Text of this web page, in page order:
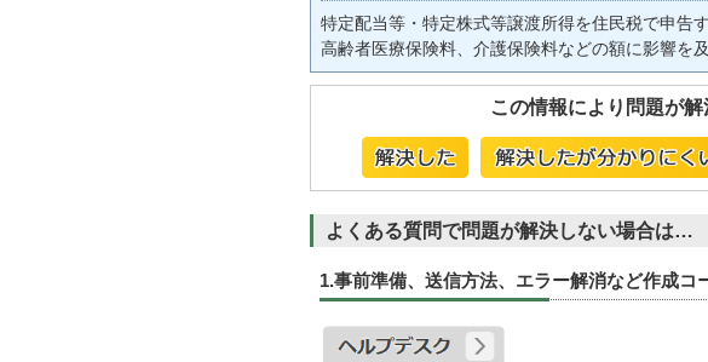
特定配当等・特定株式等譲渡所得を住民税で申告
高齢者医療保険料、介護保険料などの額に影響を
この情報により問題が
よくある質問で問題が解決しない場合は…
1.事前準備、送信方法、エラー解消など作成